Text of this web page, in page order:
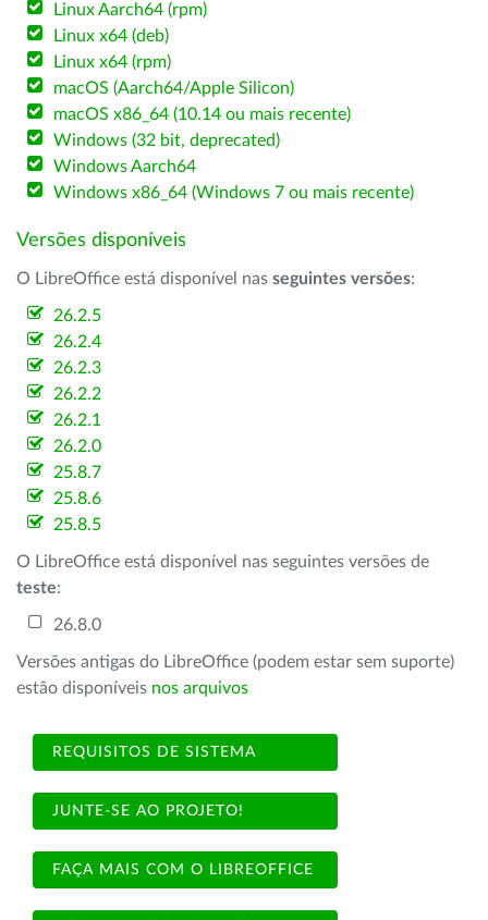
Linux Aarch64 (rpm)
Linux x64 (deb)
Linux x64 (rpm)
macOS (Aarch64/Apple Silicon)
macOS x86_64 (10.14 ou mais recente)
Windows (32 bit, deprecated)
Windows Aarch64
Windows x86_64 (Windows 7 ou mais recente)
Versões disponíveis
O LibreOffice está disponível nas seguintes versões:
26.2.5
26.2.4
26.2.3
26.2.2
26.2.1
26.2.0
25.8.7
25.8.6
25.8.5
O LibreOffice está disponível nas seguintes versões de
teste:
26.8.0
Versões antigas do LibreOffice (podem estar sem suporte)
estão disponíveis nos arquivos
REQUISITOS DE SISTEMA
JUNTE-SE AO PROJETO!
FAÇA MAIS COM O LIBREOFFICE